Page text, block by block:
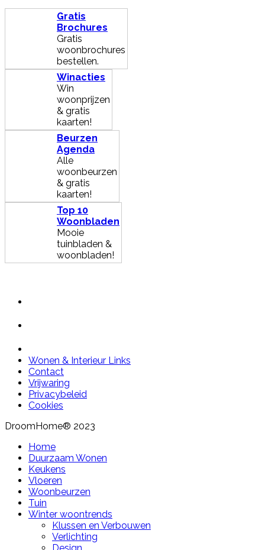
Gratis
Brochures
Gratis
woonbrochures
bestellen.
Winacties
Win
woonprijzen
& gratis
kaarten!
Beurzen
Agenda
Alle
woonbeurzen
& gratis
kaarten!
Top 10
Woonbladen
Mooie
tuinbladen &
woonbladen!
Wonen & Interieur Links
Contact
Vrijwaring
Privacybeleid
Cookies
DroomHome® 2023
Home
Duurzaam Wonen
Keukens
Vloeren
Woonbeurzen
Tuin
Winter woontrends
Klussen en Verbouwen
Verlichting